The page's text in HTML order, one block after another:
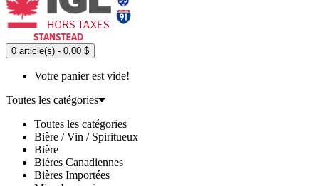
0 article(s) - 0,00 $
Votre panier est vide!
Toutes les catégories
Toutes les catégories
Bière / Vin / Spiritueux
Bière
Bières Canadiennes
Bières Importées